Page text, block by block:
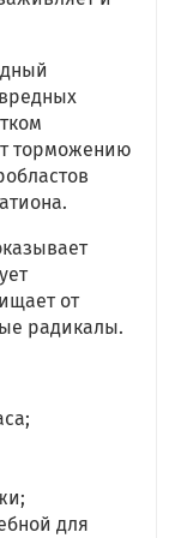
торможению
от
радикалы.
для